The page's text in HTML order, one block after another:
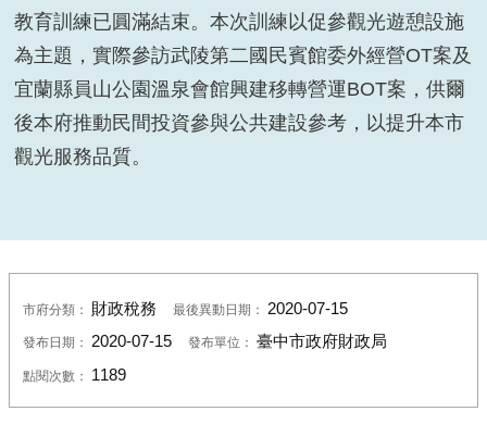
教育訓練已圓滿結束。本次訓練以促參觀光遊憩設施
為主題，實際參訪武陵第二國民賓館委外經營OT案及
宜蘭縣員山公園溫泉會館興建移轉營運BOT案，供爾
後本府推動民間投資參與公共建設參考，以提升本市
觀光服務品質。
市府分類： 財政稅務 最後異動日期： 2020-07-15
發布日期： 2020-07-15 發布單位： 臺中市政府財政局
點閱次數： 1189